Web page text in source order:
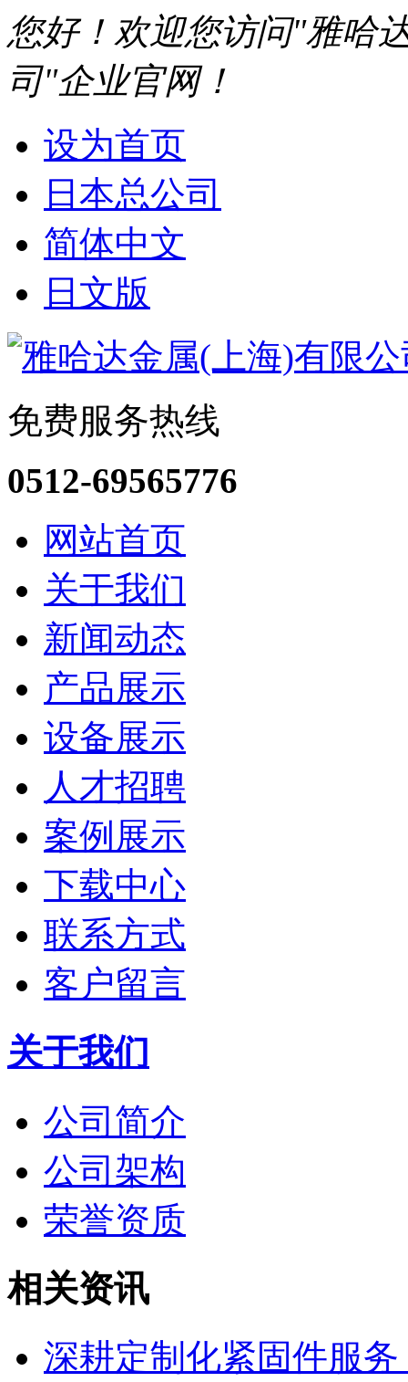
您好！欢迎您访问"雅哈
司"企业官网！
设为首页
日本总公司
简体中文
日文版
免费服务热线
0512-69565776
网站首页
关于我们
新闻动态
产品展示
设备展示
人才招聘
案例展示
下载中心
联系方式
客户留言
关于我们
公司简介
公司架构
荣誉资质
相关资讯
深耕定制化紧固件服